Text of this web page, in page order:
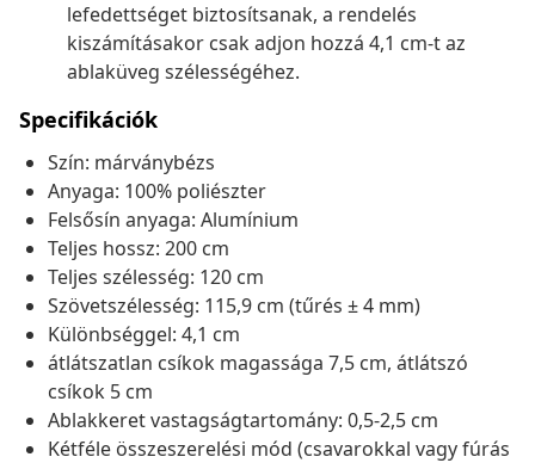
lefedettséget biztosítsanak, a rendelés
kiszámításakor csak adjon hozzá 4,1 cm-t az
ablaküveg szélességéhez.
Specifikációk
Szín: márványbézs
Anyaga: 100% poliészter
Felsősín anyaga: Alumínium
Teljes hossz: 200 cm
Teljes szélesség: 120 cm
Szövetszélesség: 115,9 cm (tűrés ± 4 mm)
Különbséggel: 4,1 cm
átlátszatlan csíkok magassága 7,5 cm, átlátszó
csíkok 5 cm
Ablakkeret vastagságtartomány: 0,5-2,5 cm
Kétféle összeszerelési mód (csavarokkal vagy fúrás